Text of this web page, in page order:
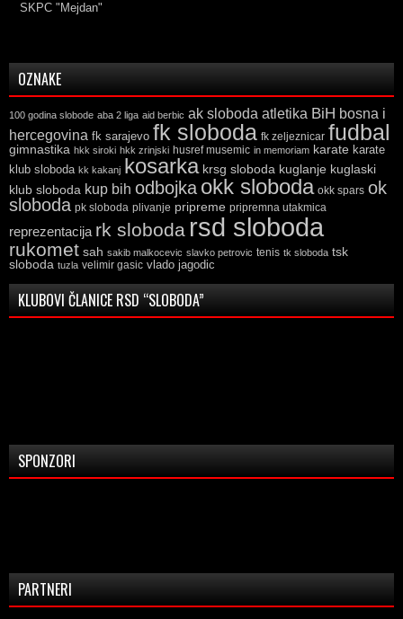
SKPC "Mejdan"
OZNAKE
100 godina slobode aba 2 liga aid berbic ak sloboda atletika BiH bosna i
hercegovina fk sarajevo fk sloboda fk zeljeznicar fudbal
gimnastika hkk siroki hkk zrinjski husref musemic in memoriam karate karate
klub sloboda kk kakanj kosarka krsg sloboda kuglanje kuglaski
klub sloboda kup bih odbojka okk sloboda okk spars ok
sloboda pk sloboda plivanje pripreme pripremna utakmica
reprezentacija rk sloboda rsd sloboda
rukomet sah sakib malkocevic slavko petrovic tenis tk sloboda tsk
sloboda tuzla velimir gasic vlado jagodic
KLUBOVI ČLANICE RSD “SLOBODA”
SPONZORI
PARTNERI